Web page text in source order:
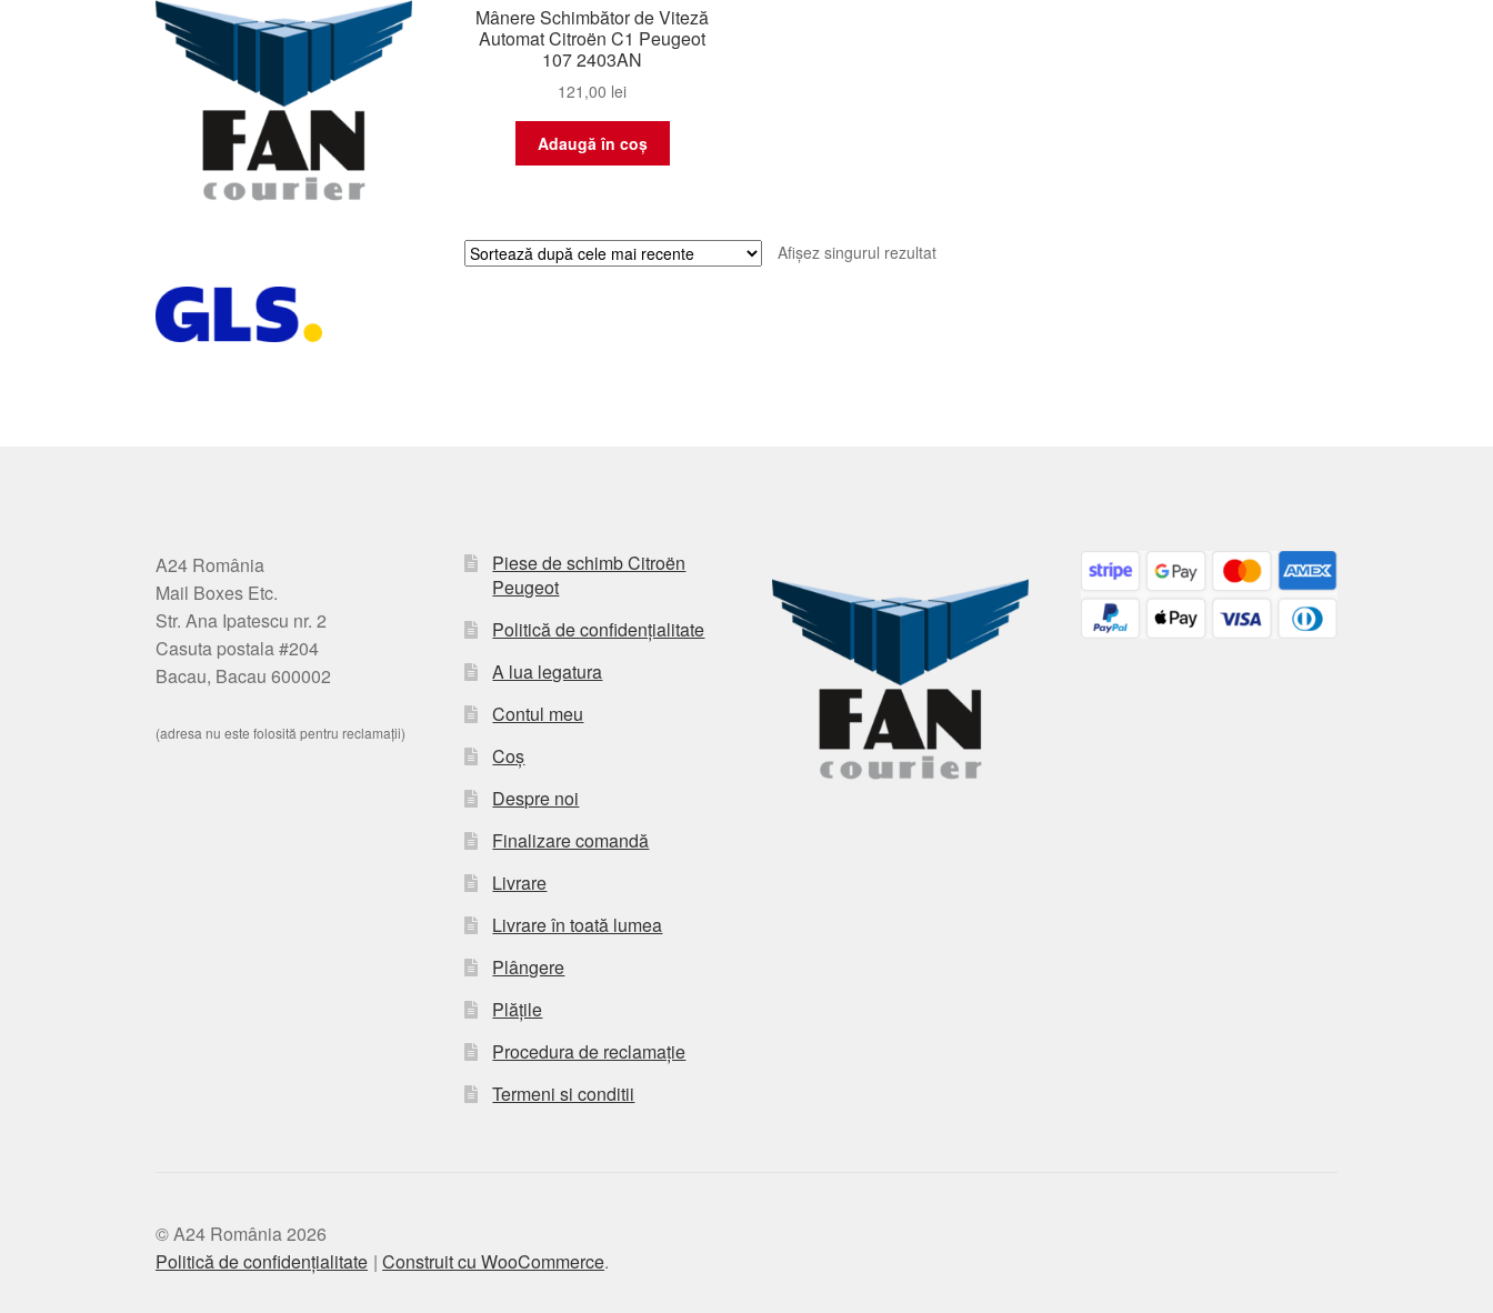
Mânere Schimbător de Viteză
Automat Citroën C1 Peugeot
107 2403AN
121,00 lei
Adaugă în coș
Afișez singurul rezultat
A24 România
Mail Boxes Etc.
Str. Ana Ipatescu nr. 2
Casuta postala #204
Bacau, Bacau 600002
(adresa nu este folosită pentru reclamații)
Piese de schimb Citroën
Peugeot
Politică de confidențialitate
A lua legatura
Contul meu
Coș
Despre noi
Finalizare comandă
Livrare
Livrare în toată lumea
Plângere
Plățile
Procedura de reclamație
Termeni si conditii
© A24 România 2026
Politică de confidențialitate Construit cu WooCommerce.